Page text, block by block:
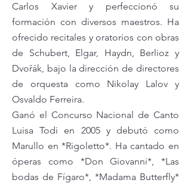
Carlos Xavier y perfeccionó su
formación con diversos maestros. Ha
ofrecido recitales y oratorios con obras
de Schubert, Elgar, Haydn, Berlioz y
Dvořák, bajo la dirección de directores
de orquesta como Nikolay Lalov y
Osvaldo Ferreira.
Ganó el Concurso Nacional de Canto
Luisa Todi en 2005 y debutó como
Marullo en *Rigoletto*. Ha cantado en
óperas como *Don Giovanni*, *Las
bodas de Fígaro*, *Madama Butterfly*